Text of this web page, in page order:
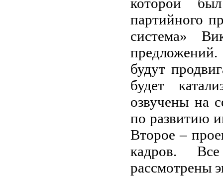
партийного
система»
будут
будет
озвучены на
по развитию
Второе –
кадров.
рассмотрены